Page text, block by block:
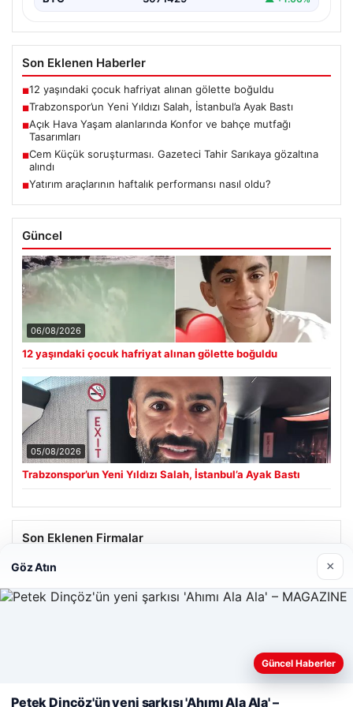
Son Eklenen Haberler
■12 yaşındaki çocuk hafriyat alınan gölette boğuldu
■Trabzonspor’un Yeni Yıldızı Salah, İstanbul’a Ayak Bastı
■Açık Hava Yaşam alanlarında Konfor ve bahçe mutfağı
Tasarımları
■Cem Küçük soruşturması. Gazeteci Tahir Sarıkaya gözaltına
alındı
■Yatırım araçlarının haftalık performansı nasıl oldu?
Güncel
06/08/2026
12 yaşındaki çocuk hafriyat alınan gölette boğuldu
05/08/2026
Trabzonspor’un Yeni Yıldızı Salah, İstanbul’a Ayak Bastı
Son Eklenen Firmalar
Web sitemizi nasıl kullandığınızı daha iyi anlayabilmek,
Göz Atın ×
Güncel Haberler
Petek Dinçöz'ün yeni şarkısı 'Ahımı Ala Ala' –